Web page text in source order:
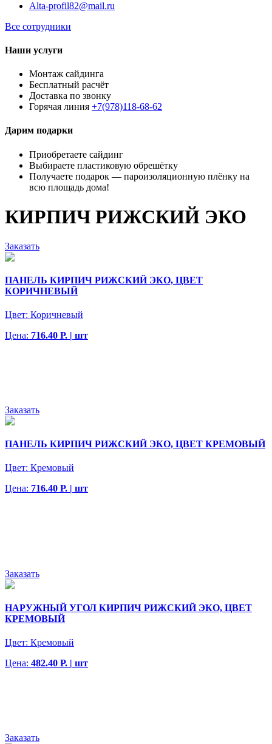
Alta-profil82@mail.ru
Все сотрудники
Наши услуги
Монтаж сайдинга
Бесплатный расчёт
Доставка по звонку
Горячая линия +7(978)118-68-62
Дарим подарки
Приобретаете сайдинг
Выбираете пластиковую обрешётку
Получаете подарок — пароизоляционную плёнку на
всю площадь дома!
КИРПИЧ РИЖСКИЙ ЭКО
Заказать
ПАНЕЛЬ КИРПИЧ РИЖСКИЙ ЭКО, ЦВЕТ
КОРИЧНЕВЫЙ
Цвет: Коричневый
Цена: 716.40 Р. | шт
Заказать
ПАНЕЛЬ КИРПИЧ РИЖСКИЙ ЭКО, ЦВЕТ КРЕМОВЫЙ
Цвет: Кремовый
Цена: 716.40 Р. | шт
Заказать
НАРУЖНЫЙ УГОЛ КИРПИЧ РИЖСКИЙ ЭКО, ЦВЕТ
КРЕМОВЫЙ
Цвет: Кремовый
Цена: 482.40 Р. | шт
Заказать